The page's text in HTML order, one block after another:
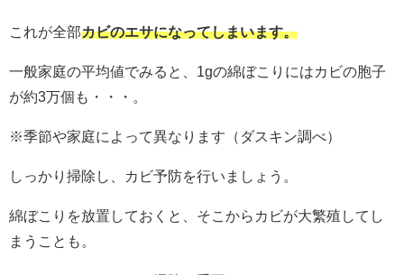
これが全部カビのエサになってしまいます。
一般家庭の平均値でみると、1gの綿ぼこりにはカビの胞子
が約3万個も・・・。
※季節や家庭によって異なります（ダスキン調べ）
しっかり掃除し、カビ予防を行いましょう。
綿ぼこりを放置しておくと、そこからカビが大繁殖してし
まうことも。